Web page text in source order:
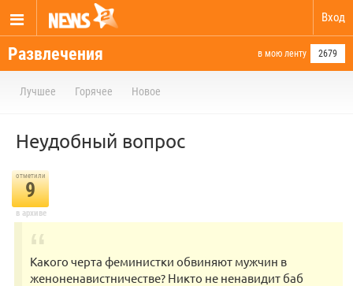
Вход
Развлечения в мою ленту 2679
Лучшее Горячее Новое
Неудобный вопрос
отметили
9
в архиве
Какого черта феминистки обвиняют мужчин в
женоненавистничестве? Никто не ненавидит баб